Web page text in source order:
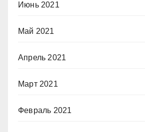
Июнь 2021
Май 2021
Апрель 2021
Март 2021
Февраль 2021